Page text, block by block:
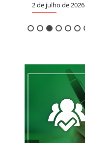
2 de julho de 2026